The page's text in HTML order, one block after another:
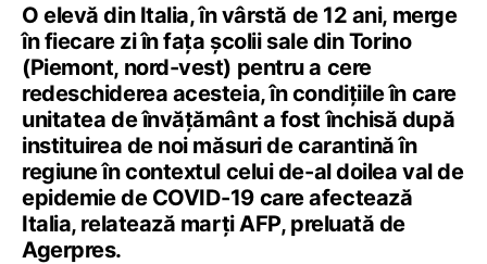
O elevă din Italia, în vârstă de 12 ani, merge
în fiecare zi în faţa şcolii sale din Torino
(Piemont, nord-vest) pentru a cere
redeschiderea acesteia, în condiţiile în care
unitatea de învăţământ a fost închisă după
instituirea de noi măsuri de carantină în
regiune în contextul celui de-al doilea val de
epidemie de COVID-19 care afectează
Italia, relatează marţi AFP, preluată de
Agerpres.